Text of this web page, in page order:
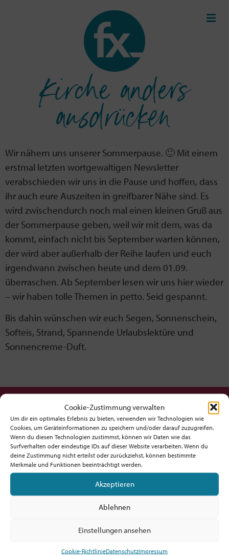
Cookie-Zustimmung verwalten
Um dir ein optimales Erlebnis zu bieten, verwenden wir Technologien wie
Cookies, um Geräteinformationen zu speichern und/oder darauf zuzugreifen.
Wenn du diesen Technologien zustimmst, können wir Daten wie das
Surfverhalten oder eindeutige IDs auf dieser Website verarbeiten. Wenn du
deine Zustimmung nicht erteilst oder zurückziehst, können bestimmte
Merkmale und Funktionen beeinträchtigt werden.
Akzeptieren
Ablehnen
Einstellungen ansehen
Cookie-RichtlinieDatenschutzImpressum
Kirche anders
ausdrücken
Wir nähern uns unserer Sommerpause. 🙂 Mit einem
erstmal letzten wortgewaltigen Newsletter
verabschieden wir uns in die Pause und hoffen, dass
ihr auch eure Auszeiten in greifbarer Nähe sind. Es
wird zwischendurch noch mal einen kleinen Gruß aus
der Sommerpause geben, weil wir mit dem, was da
kommt, einfach nicht bis September warten können,
der wird aber außerhalb der Reihe laufen und euch
irgendwann zwischen heute und dem 01.09.
überraschen. Ab September lesen wir uns hier wieder
– wir haben tolle Themen in petto. Seid gespannt.
Bis dahin wünschen wir euch Segen, Sonnenschein,
Softeis, Strand, Spannende Urlaubslektüre und
Sonnencreme-Duft.
Möchtest du am Ball bleiben?
Hol dir den fx-Newsletter mit
Inspirationen, Events,
Jobs und allem rund um Kircheninnovation!